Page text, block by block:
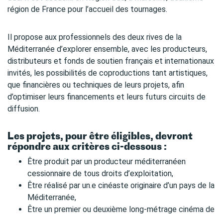
région de France pour l’accueil des tournages.
Il propose aux professionnels des deux rives de la
Méditerranée d’explorer ensemble, avec les producteurs,
distributeurs et fonds de soutien français et internationaux
invités, les possibilités de coproductions tant artistiques,
que financières ou techniques de leurs projets, afin
d’optimiser leurs financements et leurs futurs circuits de
diffusion.
Les projets, pour être éligibles, devront
répondre aux critères ci-dessous :
Être produit par un producteur méditerranéen
cessionnaire de tous droits d’exploitation,
Être réalisé par un.e cinéaste originaire d’un pays de la
Méditerranée,
Être un premier ou deuxième long-métrage cinéma de